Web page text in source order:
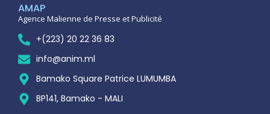
AMAP
Agence Malienne de Presse et Publicité
+(223) 20 22 36 83
info@anim.ml
Bamako Square Patrice LUMUMBA
BP141, Bamako - MALI